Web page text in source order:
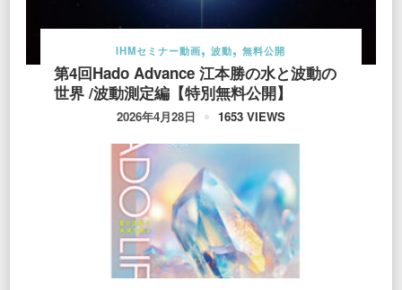
IHMセミナー動画 波動 無料公開
第4回Hado Advance 江本勝の水と波動の
世界 /波動測定編【特別無料公開】
2026年4月28日 1653 VIEWS